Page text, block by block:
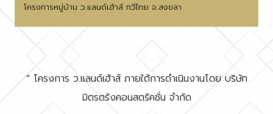
โครงการหมู่บ้าน ว.แลนด์เฮ้าส์ ทวีไทย จ.สงขลา
“ โครงการ ว.แลนด์เฮ้าส์ ภายใต้การดำเนินงานโดย บริษัท
มิตรตรังคอนสตรัคชั่น จำกัด